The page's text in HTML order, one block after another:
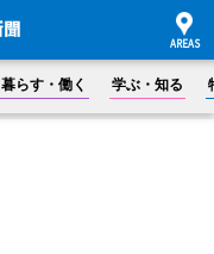
暮らす・働く 学ぶ・知る